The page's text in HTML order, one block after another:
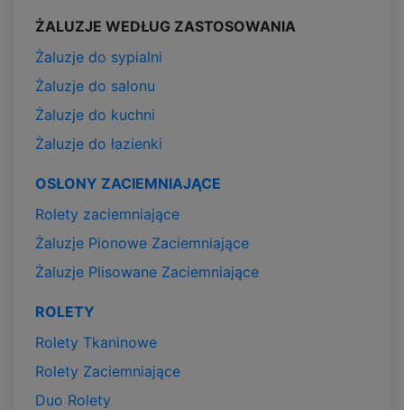
ŻALUZJE WEDŁUG ZASTOSOWANIA
Żaluzje do sypialni
Żaluzje do salonu
Żaluzje do kuchni
Żaluzje do łazienki
OSŁONY ZACIEMNIAJĄCE
Rolety zaciemniające
Żaluzje Pionowe Zaciemniające
Żaluzje Plisowane Zaciemniające
ROLETY
Rolety Tkaninowe
Rolety Zaciemniające
Duo Rolety